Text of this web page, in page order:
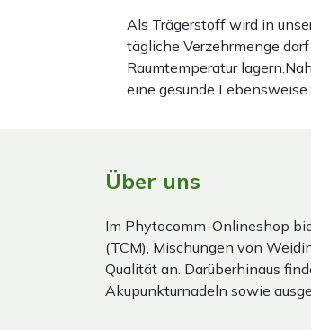
Als Trägerstoff wird in
tägliche Verzehrmenge
Raumtemperatur
eine gesunde
Über uns
Im Phytocomm-Onlineshop
(TCM), Mischungen von
Qualität an. Darüberhinaus
Akupunkturnadeln sowie